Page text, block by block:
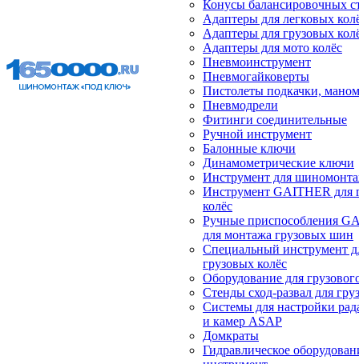
Конусы балансировочных
Адаптеры для легковых
Адаптеры для грузовых
Адаптеры для мото колёс
Пневмоинструмент
Пневмогайковерты
Пистолеты подкачки,
Пневмодрели
Фитинги соединительные
Ручной инструмент
Балонные ключи
Динамометрические ключи
Инструмент для
Инструмент GAITHER для
колёс
Ручные приспособления
для монтажа грузовых шин
Специальный инструмент
грузовых колёс
Оборудование для
Стенды сход-развал для
Системы для настройки
и камер ASAP
Домкраты
Гидравлическое